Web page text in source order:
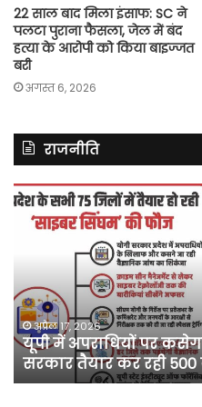
22 साल बाद मिला इंसाफ: SC ने
पलटा पुराना फैसला, जेल में बंद
हत्या के आरोपी को किया बाइज्जत
बरी
अगस्त 6, 2026
राजनीति
यूपी
में
अपराधियों
फॉरेंसिक
शिकंजा,
योगी
सरकार
तैयार
कर
अप्रैल 17, 2026
यूपी में अपराधियों पर
सरकार तैयार कर रही 500